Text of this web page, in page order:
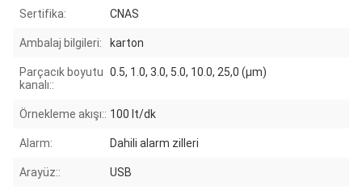
Sertifika: CNAS
Ambalaj bilgileri: karton
Parçacık boyutu
kanalı::
0.5, 1.0, 3.0, 5.0, 10.0, 25,0 (μm)
Örnekleme akışı:: 100 lt/dk
Alarm: Dahili alarm zilleri
Arayüz:: USB